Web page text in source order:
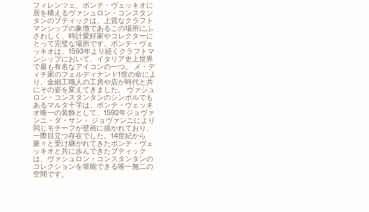
フィレンツェ、ポンテ・ヴェッキオに
居を構えるヴァシュロン・コンスタン
タンのブティックは、上質なクラフト
マンシップの象徴であるこの場所にふ
さわしく、時計愛好家やコレクターに
とって完璧な場所です。ポンテ・ヴェ
ッキオは、1593年より続くクラフトマ
ンシップにおいて、イタリア史上世界
で最も有名なアイコンの一つ。 メ・デ
ィチ家のフェルディナンド1世の命によ
り、金細工職人の工房や店が時代と共
にその姿を変えてきました。 ヴァシュ
ロン・コンスタンタンのシンボルでも
あるマルタ十字は、ポンテ・ヴェッキ
オ唯一の装飾として、1592年ジョヴァ
ンニ・ダ・サン・ ジョヴァンニにより
同じモチーフが壁画に描かれており、
一際目立つ存在でした。14世紀から
脈々と受け継がれてきたポンテ・ヴェ
ッキオと共に歩んできたブティック
は、ヴァシュロン・コンスタンタンの
コレクションを堪能できる唯一無二の
空間です。